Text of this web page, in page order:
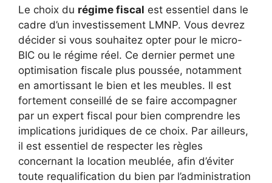
Le choix du régime fiscal est essentiel dans le
cadre d’un investissement LMNP. Vous devrez
décider si vous souhaitez opter pour le micro-
BIC ou le régime réel. Ce dernier permet une
optimisation fiscale plus poussée, notamment
en amortissant le bien et les meubles. Il est
fortement conseillé de se faire accompagner
par un expert fiscal pour bien comprendre les
implications juridiques de ce choix. Par ailleurs,
il est essentiel de respecter les règles
concernant la location meublée, afin d’éviter
toute requalification du bien par l’administration